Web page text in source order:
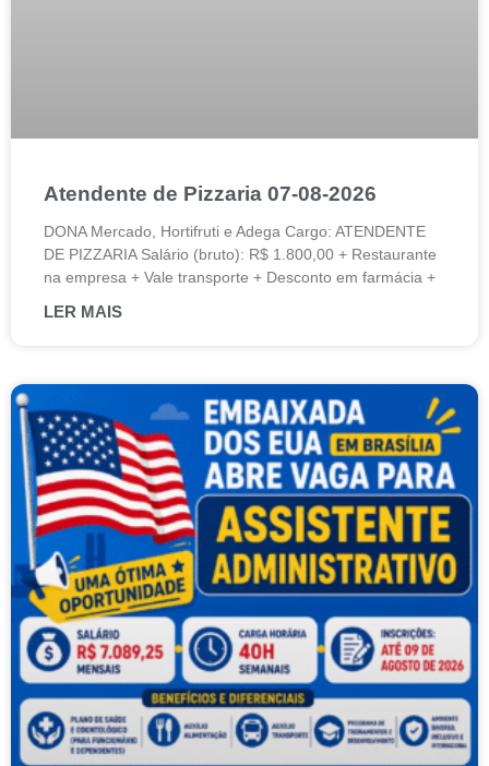
Atendente de Pizzaria 07-08-2026
DONA Mercado, Hortifruti e Adega Cargo: ATENDENTE
DE PIZZARIA Salário (bruto): R$ 1.800,00 + Restaurante
na empresa + Vale transporte + Desconto em farmácia +
LER MAIS